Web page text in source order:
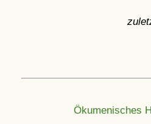
Ökumenisches